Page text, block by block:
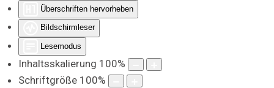
Überschriften hervorheben
Bildschirmleser
Lesemodus
Inhaltsskalierung 100%
Schriftgröße 100%